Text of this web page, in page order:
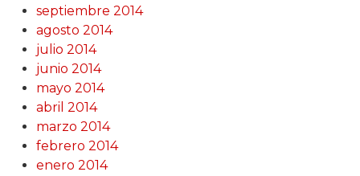
septiembre 2014
agosto 2014
julio 2014
junio 2014
mayo 2014
abril 2014
marzo 2014
febrero 2014
enero 2014